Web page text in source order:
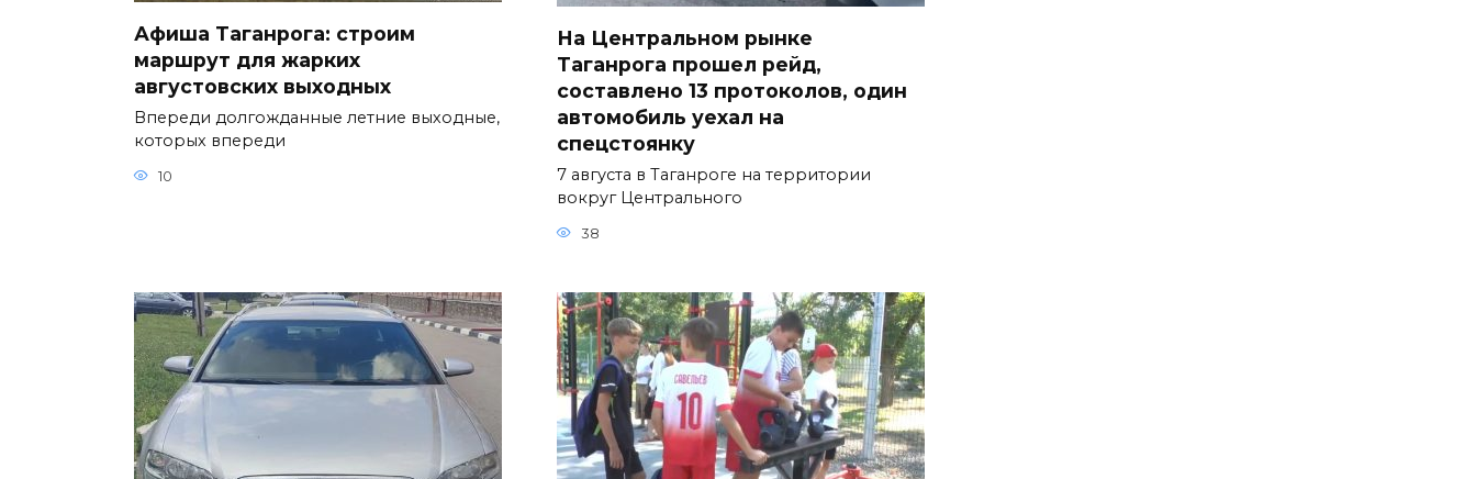
Афиша Таганрога: строим
маршрут для жарких
августовских выходных
Впереди долгожданные летние выходные,
которых впереди
10
На Центральном рынке
Таганрога прошел рейд,
составлено 13 протоколов, один
автомобиль уехал на
спецстоянку
7 августа в Таганроге на территории
вокруг Центрального
38